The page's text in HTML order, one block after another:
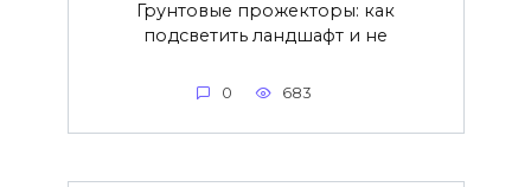
Грунтовые прожекторы: как
подсветить ландшафт и не
0 683